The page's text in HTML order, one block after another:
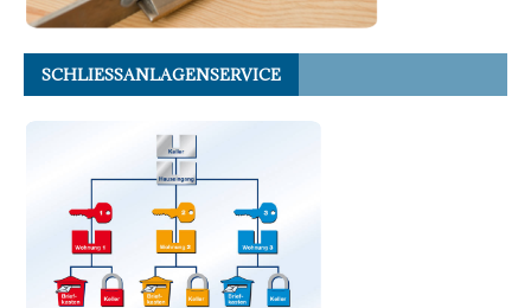
SCHLIESSANLAGENSERVICE